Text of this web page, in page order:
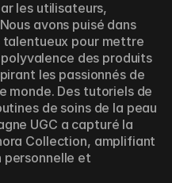
les utilisateurs,
avons puisé dans
pour mettre
des produits
les passionnés de
monde. Des tutoriels de
de soins de la peau
UGC a capturé la
Collection, amplifiant
personnelle et